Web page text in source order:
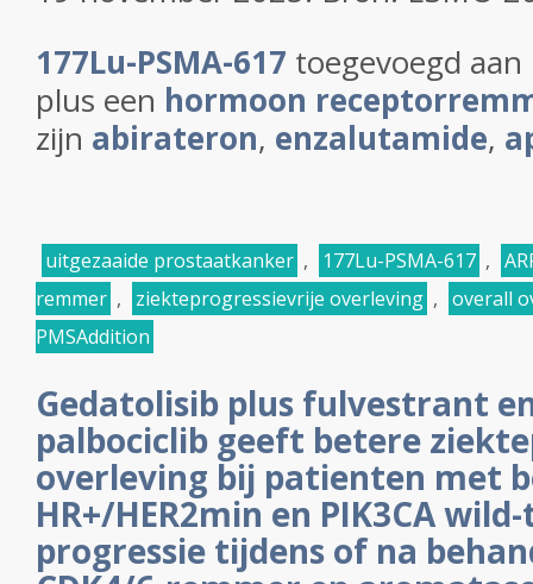
177Lu-PSMA-617 toegevoegd
plus een hormoon
zijn abirateron, enzalutamide,
uitgezaaide prostaatkanker , 177Lu-PSMA-617 ,
remmer , ziekteprogressievrije overleving , overall
PMSAddition
Gedatolisib plus fulvestrant
palbociclib geeft betere
overleving bij patienten met
HR+/HER2min en PIK3CA
progressie tijdens of na